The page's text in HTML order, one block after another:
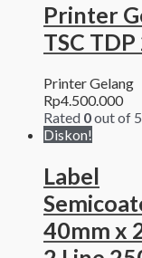
Printer
TSC
Printer Gelang
Rp4.500.000
Rated 0out of 5
Diskon!
Label
40mm x